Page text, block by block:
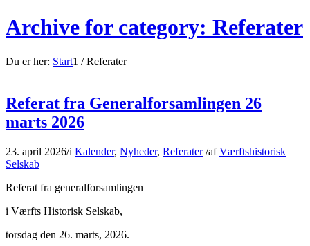
Archive for category: Referater
Du er her: Start1 / Referater
Referat fra Generalforsamlingen 26
marts 2026
23. april 2026/i Kalender, Nyheder, Referater /afVærftshistorisk
Selskab
Referat fra generalforsamlingen
i Værfts Historisk Selskab,
torsdag den 26. marts, 2026.